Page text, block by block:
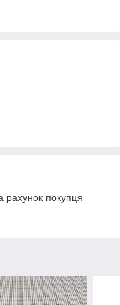
рахунок покупця